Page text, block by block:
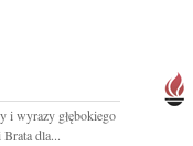
i wyrazy głębokiego
dla...